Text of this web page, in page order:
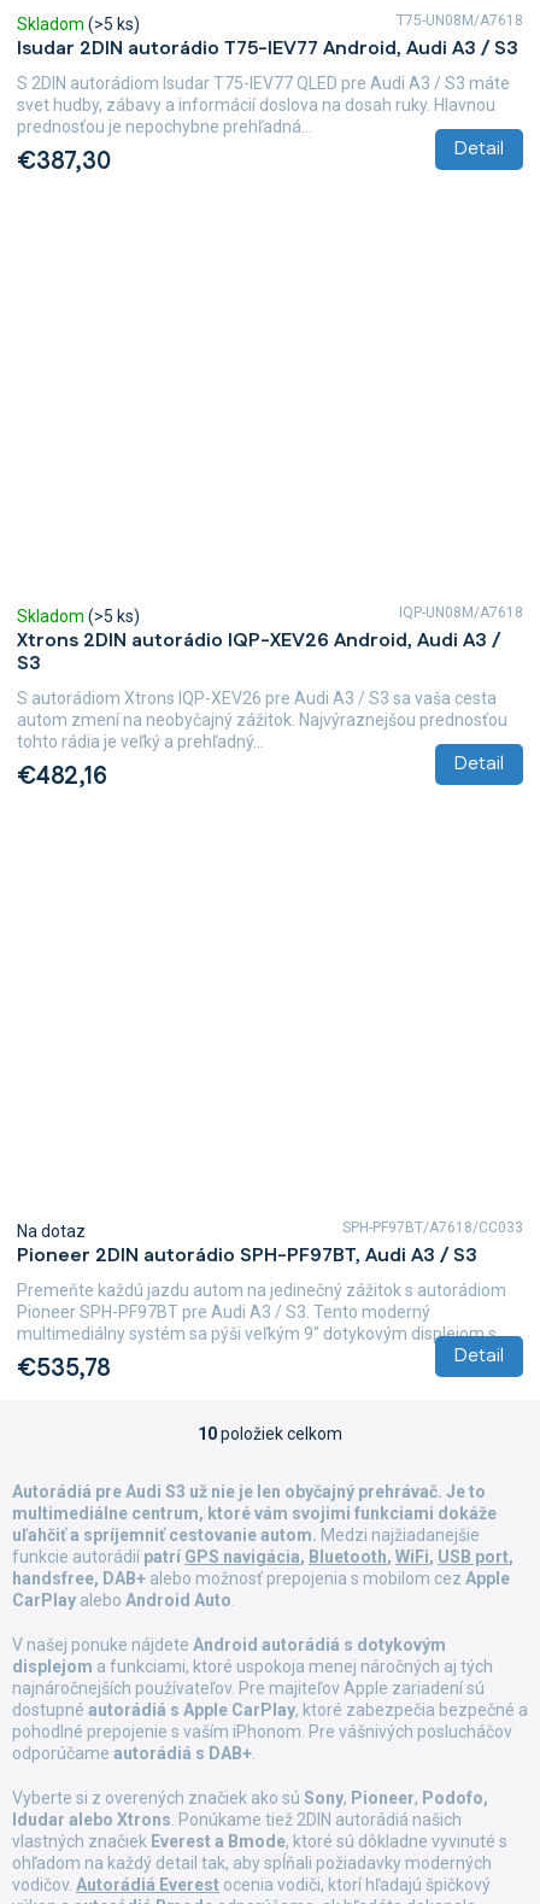
Isudar 2DIN autorádio T75-IEV77 Android, Audi A3 / S3
Skladom (>5 ks)
€387,30 Detail
S 2DIN autorádiom Isudar T75-IEV77 QLED pre Audi A3 / S3 máte
svet hudby, zábavy a informácií doslova na dosah ruky. Hlavnou
prednosťou je nepochybne prehľadná...
T75-UN08M/A7618
Xtrons 2DIN autorádio IQP-XEV26 Android, Audi A3 /
S3
Skladom (>5 ks)
€482,16 Detail
S autorádiom Xtrons IQP-XEV26 pre Audi A3 / S3 sa vaša cesta
autom zmení na neobyčajný zážitok. Najvýraznejšou prednosťou
tohto rádia je veľký a prehľadný...
IQP-UN08M/A7618
Pioneer 2DIN autorádio SPH-PF97BT, Audi A3 / S3
Na dotaz
€535,78 Detail
Premeňte každú jazdu autom na jedinečný zážitok s autorádiom
Pioneer SPH-PF97BT pre Audi A3 / S3. Tento moderný
multimediálny systém sa pýši veľkým 9" dotykovým displejom s...
SPH-PF97BT/A7618/CC033
O
l
á
d
a
c
p
r
v
k
y
ý
p
i
s
u
10položiek celkom
Autorádiá pre Audi S3 už nie je len obyčajný prehrávač. Je to
multimediálne centrum, ktoré vám svojimi funkciami dokáže
uľahčiť a spríjemniť cestovanie autom. Medzi najžiadanejšie
funkcie autorádií patrí GPS navigácia, Bluetooth, WiFi, USB port,
handsfree, DAB+ alebo možnosť prepojenia s mobilom cez Apple
CarPlay alebo Android Auto
V našej ponuke nájdete Android autorádiá s dotykovým
displejom a funkciami, ktoré uspokoja menej náročných aj tých
najnáročnejších používateľov. Pre majiteľov Apple zariadení sú
dostupné autorádiá s Apple CarPlay, ktoré zabezpečia bezpečné a
pohodlné prepojenie s vaším iPhonom. Pre vášnivých poslucháčov
odporúčame autorádiá s DAB+
Vyberte si z overených značiek ako sú Sony, Pioneer, Podofo,
Idudar alebo Xtrons . Ponúkame tiež 2DIN autorádiá našich
vlastných značiek Everest a Bmode, ktoré sú dôkladne vyvinuté s
ohľadom na každý detail tak, aby spĺňali požiadavky moderných
vodičov. Autorádiá Everest ocenia vodiči, ktorí hľadajú špičkový